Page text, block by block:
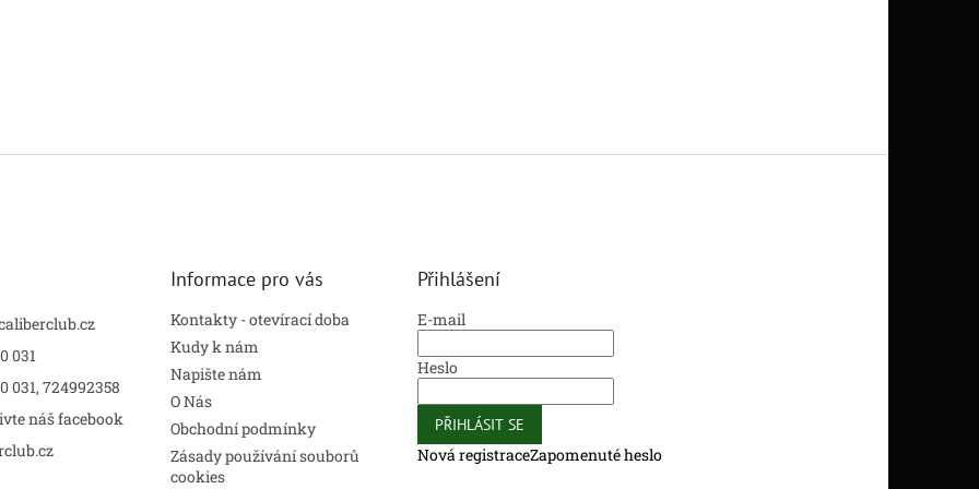
031
031, 724992358
náš facebook
Informace pro vás
Kontakty - otevírací doba
Kudy k nám
Napište nám
O Nás
Obchodní podmínky
Zásady používání souborů
cookies
Přihlášení
E-mail
Heslo
PŘIHLÁSIT SE
Nová registraceZapomenuté heslo